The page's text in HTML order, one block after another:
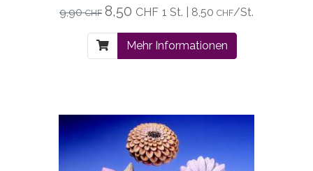
9,90CHF 8,50 CHF 1 St. | 8,50 CHF/St.
Mehr Informationen